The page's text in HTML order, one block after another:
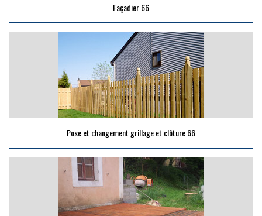
Façadier 66
Pose et changement grillage et clôture 66